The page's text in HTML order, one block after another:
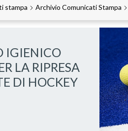
stampa Archivio Comunicati Stampa
IGIENICO
LA RIPRESA
DI HOCKEY